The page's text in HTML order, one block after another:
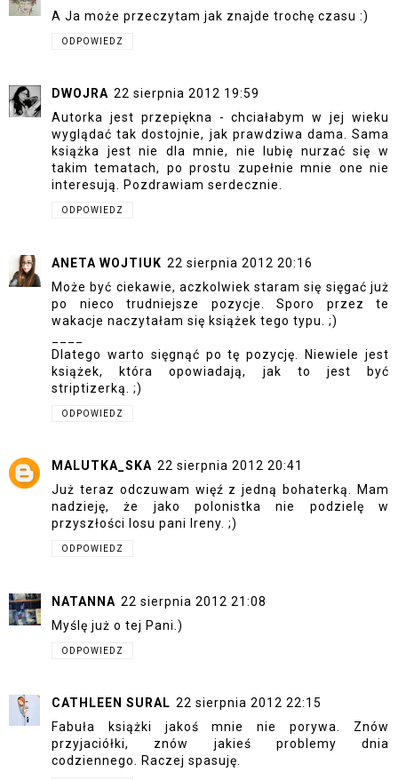
A Ja może przeczytam jak znajde trochę czasu :)
ODPOWIEDZ
DWOJRA 22 sierpnia 2012 19:59
Autorka jest przepiękna - chciałabym w jej wieku
wyglądać tak dostojnie, jak prawdziwa dama. Sama
książka jest nie dla mnie, nie lubię nurzać się w
takim tematach, po prostu zupełnie mnie one nie
interesują. Pozdrawiam serdecznie.
ODPOWIEDZ
ANETA WOJTIUK 22 sierpnia 2012 20:16
Może być ciekawie, aczkolwiek staram się sięgać już
po nieco trudniejsze pozycje. Sporo przez te
wakacje naczytałam się książek tego typu. ;)
Dlatego warto sięgnąć po tę pozycję. Niewiele jest
książek, która opowiadają, jak to jest być
striptizerką. ;)
ODPOWIEDZ
MALUTKA_SKA 22 sierpnia 2012 20:41
Już teraz odczuwam więź z jedną bohaterką. Mam
nadzieję, że jako polonistka nie podzielę w
przyszłości losu pani Ireny. ;)
ODPOWIEDZ
NATANNA 22 sierpnia 2012 21:08
Myślę już o tej Pani.)
ODPOWIEDZ
CATHLEEN SURAL 22 sierpnia 2012 22:15
Fabuła książki jakoś mnie nie porywa. Znów
przyjaciółki, znów jakieś problemy dnia
codziennego. Raczej spasuję.